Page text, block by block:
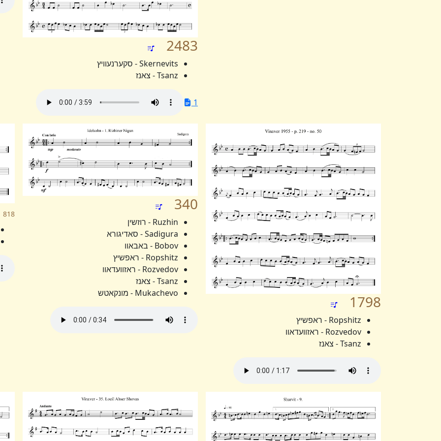
2483
Skernevits - סקערנעוויץ
Tsanz - צאנז
1
1798
Ropshitz - ראפשיץ
Rozvedov - ראזוועדאוו
Tsanz - צאנז
340
Ruzhin - רוזשין
Sadigura - סאדיגורא
Bobov - באבאוו
Ropshitz - ראפשיץ
Rozvedov - ראזוועדאוו
Tsanz - צאנז
Mukachevo - מונקאטש
818